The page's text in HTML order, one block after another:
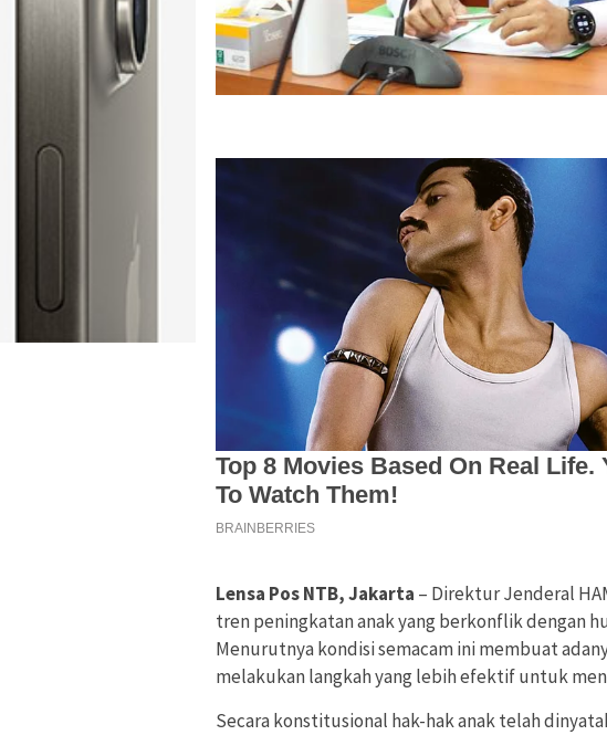
Lensa Pos NTB, Jakarta – Direktur Jenderal
tren peningkatan anak yang berkonflik dengan
Menurutnya kondisi semacam ini membuat
melakukan langkah yang lebih efektif untuk
Secara konstitusional hak-hak anak telah